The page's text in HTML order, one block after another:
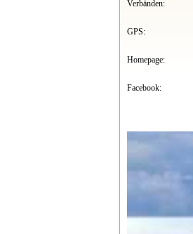
Verbänden:
GPS:
Homepage:
Facebook: